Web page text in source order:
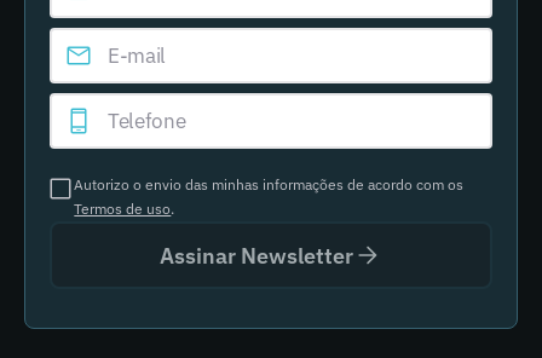
Autorizo o envio das minhas informações de acordo com os
Termos de uso.
Assinar Newsletter